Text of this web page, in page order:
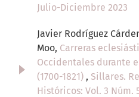
Julio-Diciembre 2023
Javier Rodríguez
Moo, Carreras
Occidentales durante
(1700-1821) , Sillares.
Históricos: Vol. 3 Núm.